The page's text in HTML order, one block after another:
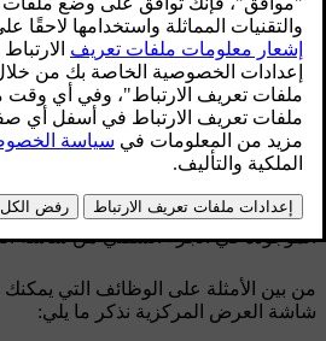
توجد شاشة العرض المركزية في وسط
يمكن الوصول إلى الميزات الأكثر
وحالة السيارة ومكتبة التطبيقات، عن
الموجودة في الجزء السفلي من شاشة
من بين الأمثلة على الوظائف التي
شاشة العرض المركزية نذكر ما يلي: